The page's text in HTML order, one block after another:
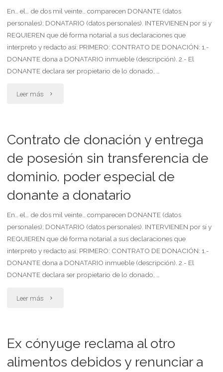
prueba
recepción)"
en
por
carta
En… el… de dos mil veinte… comparecen DONANTE (datos
personales); DONATARIO (datos personales). INTERVIENEN por sí y
REQUIEREN que dé forma notarial a sus declaraciones que
interpreto y redacto así: PRIMERO: CONTRATO DE DONACIÓN: 1.-
DONANTE dona a DONATARIO inmueble (descripción). 2.- El
DONANTE declara ser propietario de lo donado, …
Leer más "Contrato
entrega
de
posesión
transferencia
de
donante
Contrato de donación y entrega
de posesión sin transferencia de
dominio. poder especial de
donante a donatario
En… el… de dos mil veinte… comparecen DONANTE (datos
personales); DONATARIO (datos personales). INTERVIENEN por sí y
REQUIEREN que dé forma notarial a sus declaraciones que
interpreto y redacto así: PRIMERO: CONTRATO DE DONACIÓN: 1.-
DONANTE dona a DONATARIO inmueble (descripción). 2.- El
DONANTE declara ser propietario de lo donado, …
Leer más "Contrato
Ex cónyuge reclama al otro
alimentos debidos y renunciar a